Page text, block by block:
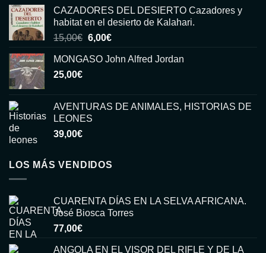
CAZADORES DEL DESIERTO Cazadores y
habitat en el desierto de Kalahari.
15,00€ El
original
6,00€El
actual
MONGASO John Alfred Jordan
25,00€
AVENTURAS DE ANIMALES, HISTORIAS DE
LEONES
39,00€
LOS MÁS VENDIDOS
CUARENTA DÍAS EN LA SELVA AFRICANA.
José Biosca Torres
77,00€
ANGOLA EN EL VISOR DEL RIFLE Y DE LA